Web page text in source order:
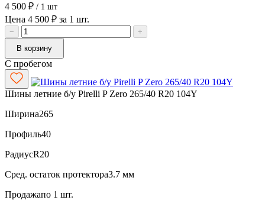
4 500 ₽ / 1 шт
Цена 4 500 ₽ за 1 шт.
−
+
В корзину
С пробегом
Шины летние б/у Pirelli P Zero 265/40 R20 104Y
Ширина265
Профиль40
РадиусR20
Сред. остаток протектора3.7 мм
Продажапо 1 шт.